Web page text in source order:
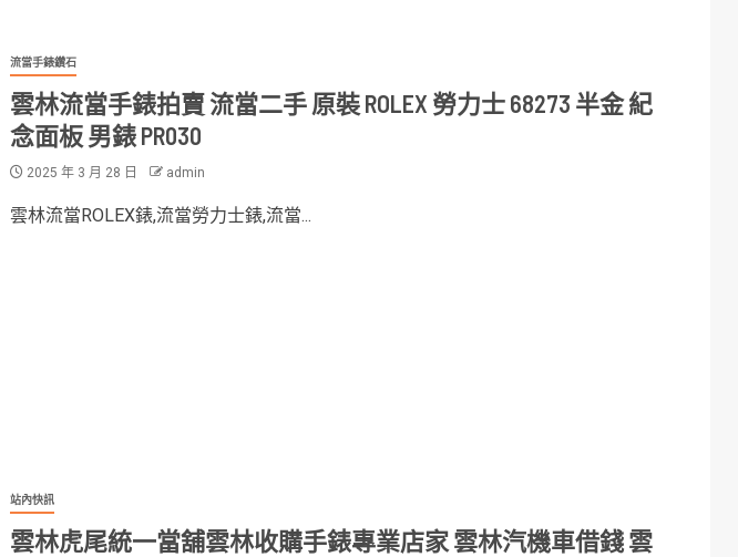
流當手錶鑽石
雲林流當手錶拍賣 流當二手 原裝 ROLEX 勞力士 68273 半金 紀
念面板 男錶 PR030
2025 年 3 月 28 日 admin
雲林流當ROLEX錶,流當勞力士錶,流當...
站內快訊
雲林虎尾統一當舖雲林收購手錶專業店家 雲林汽機車借錢 雲